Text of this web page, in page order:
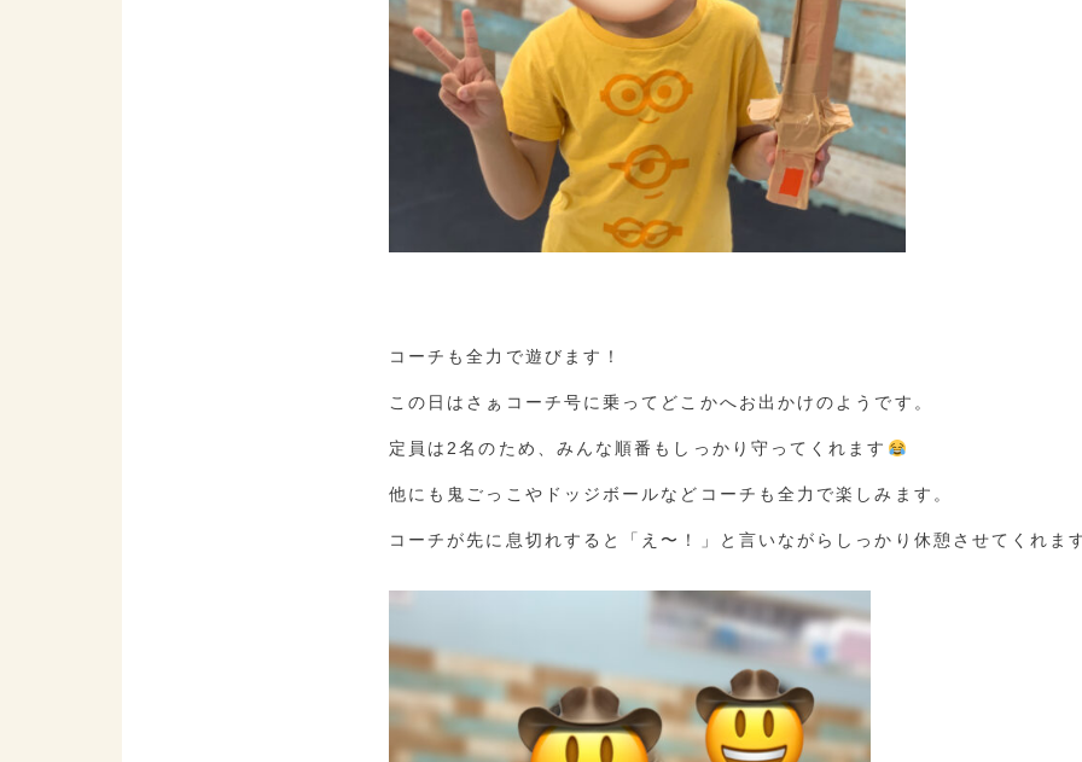
コーチも全力で遊びます！
この日はさぁコーチ号に乗ってどこかへお出かけのようです。
定員は2名のため、みんな順番もしっかり守ってくれます
他にも鬼ごっこやドッジボールなどコーチも全力で楽しみます。
コーチが先に息切れすると「え〜！」と言いながらしっかり休憩させてくれま